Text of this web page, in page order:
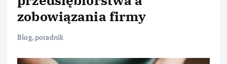
zobowiązania firmy
Blog,poradnik